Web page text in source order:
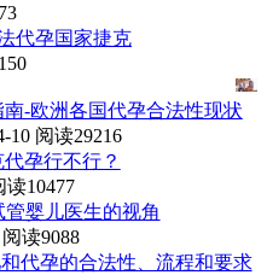
代孕国家捷克
-欧洲各国代孕合法性现状
10 阅读29216
孕行不行？
读10477
婴儿医生的视角
阅读9088
代孕的合法性、流程和要求